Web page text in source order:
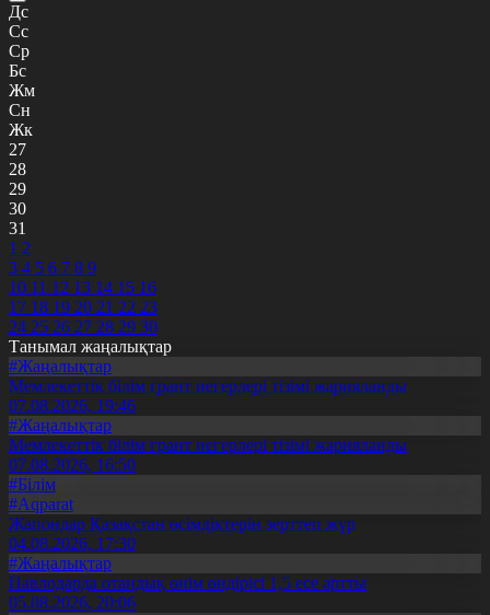
Дс
Сс
Ср
Бс
Жм
Сн
Жк
27
28
29
30
31
1 2
3 4 5 6 7 8 9
10 11 12 13 14 15 16
17 18 19 20 21 22 23
24 25 26 27 28 29 30
Танымал жаңалықтар
#Жаңалықтар
Мемлекеттік білім грант иегерлері тізімі жарияланды
07.08.2026, 19:46
#Жаңалықтар
Мемлекеттік білім грант иегерлері тізімі жарияланды
07.08.2026, 16:50
#Білім
#Aqparat
Жапондар Қазақстан өсімдіктерін зерттеп жүр
04.08.2026, 17:30
#Жаңалықтар
Павлодарда отандық өнім өндірісі 1,5 есе артты
05.08.2026, 20:06